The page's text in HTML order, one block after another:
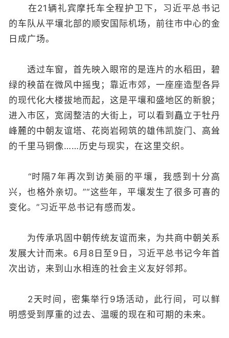
在21辆礼宾摩托车全程护卫下，习近平总书记
的车队从平壤北部的顺安国际机场，前往市中心的金
日成广场。
透过车窗，首先映入眼帘的是连片的水稻田，碧
绿的秧苗在微风中摇曳；靠近市郊，一座座造型各异
的现代化大楼拔地而起，这是平壤和盛地区的新貌；
进入市区，宽阔整洁的大街上，可以看到矗立于牡丹
峰麓的中朝友谊塔、花岗岩砌筑的雄伟凯旋门、高耸
的千里马铜像……历史与现实，在这里交织。
“时隔7年再次到访美丽的平壤，我感到十分高
兴，也格外亲切。”“这些年，平壤发生了很多可喜的
变化。”习近平总书记有感而发。
为传承巩固中朝传统友谊而来，为共商中朝关系
发展大计而来。6月8日至9日，习近平总书记今年首
次出访，来到山水相连的社会主义友好邻邦。
2天时间，密集举行9场活动，此行间，可以鲜
明感受到厚重的过去、温暖的现在和可期的未来。